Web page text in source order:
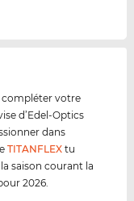
compléter votre
d’Edel-Optics
dans
TITANFLEX tu
saison courant la
2026.